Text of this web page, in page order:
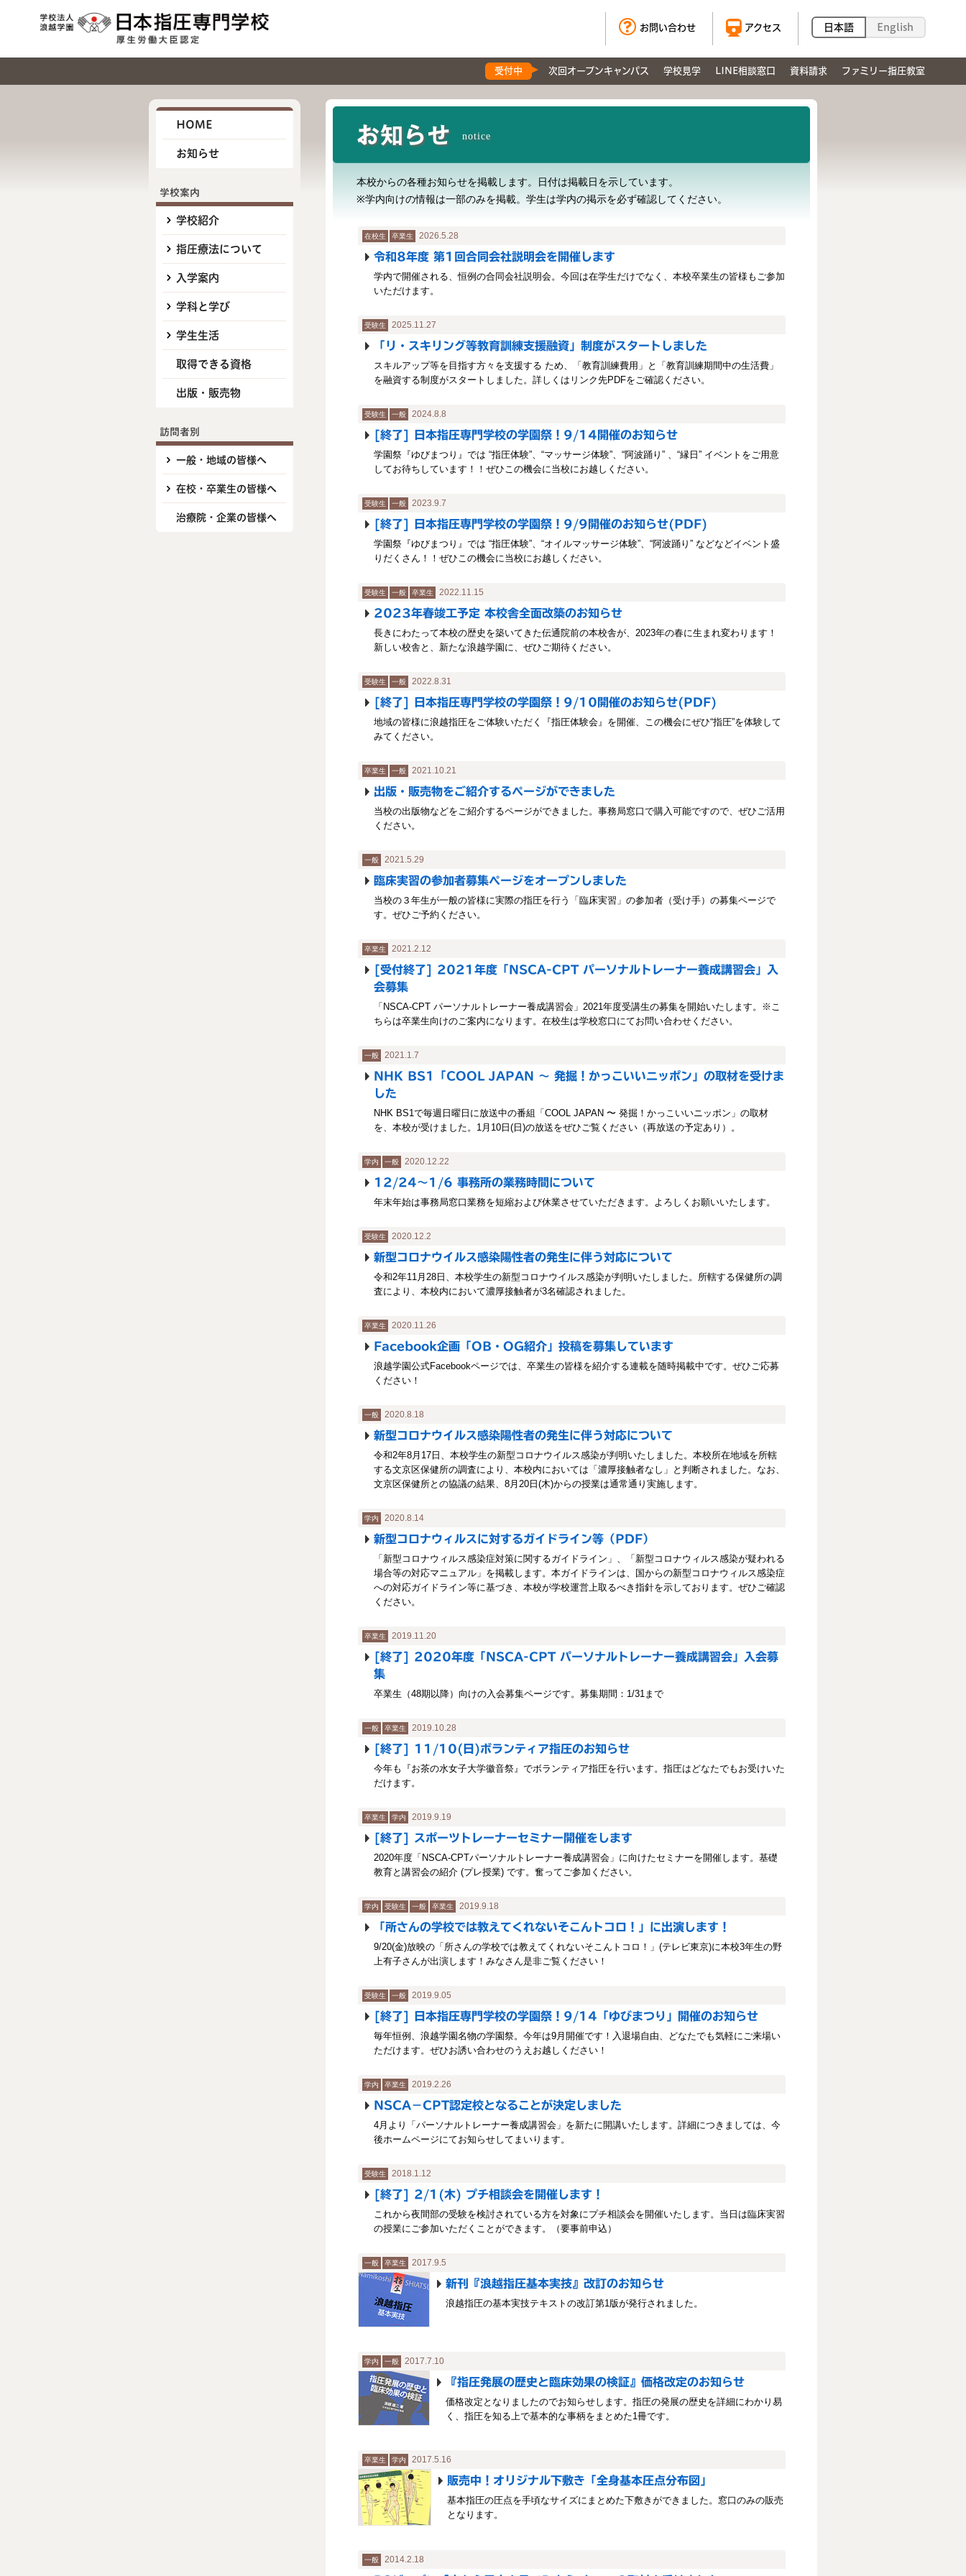
お問い合わせ アクセス 日本語 English
受付中 次回オープンキャンパス 学校見学 LINE相談窓口 資料請求 ファミリー指圧教室
HOME
お知らせ
学校案内
学校紹介
指圧療法について
入学案内
学科と学び
学生生活
取得できる資格
出版・販売物
訪問者別
一般・地域の皆様へ
在校・卒業生の皆様へ
治療院・企業の皆様へ
お知らせ notice
本校からの各種お知らせを掲載します。
日付は掲載日を示しています。
※学内向けの情報は一部のみを掲載。学生は学内の掲示を必ず確認してください。
在校生 卒業生 2026.5.28
令和8年度 第1回合同会社説明会を開催します
学内で開催される、恒例の合同会社説明会。今回は在学生だけでなく、本校卒業生の皆様もご参加
いただけます。
受験生 2025.11.27
「リ・スキリング等教育訓練支援融資」制度がスタートしました
スキルアップ等を目指す方々を支援する ため、「教育訓練費用」と「教育訓練期間中の生活費」
を融資する制度がスタートしました。詳しくはリンク先PDFをご確認ください。
受験生 一般 2024.8.8
[終了] 日本指圧専門学校の学園祭！9/14開催のお知らせ
学園祭『ゆびまつり』では “指圧体験”、“マッサージ体験”、“阿波踊り” 、“縁日” イベントをご用意
してお待ちしています！！ぜひこの機会に当校にお越しください。
受験生 一般 2023.9.7
[終了] 日本指圧専門学校の学園祭！9/9開催のお知らせ(PDF)
学園祭『ゆびまつり』では “指圧体験”、“オイルマッサージ体験”、“阿波踊り” などなどイベント盛
りだくさん！！ぜひこの機会に当校にお越しください。
受験生 一般 卒業生 2022.11.15
2023年春竣工予定 本校舎全面改築のお知らせ
長きにわたって本校の歴史を築いてきた伝通院前の本校舎が、2023年の春に生まれ変わります！
新しい校舎と、新たな浪越学園に、ぜひご期待ください。
受験生 一般 2022.8.31
[終了] 日本指圧専門学校の学園祭！9/10開催のお知らせ(PDF)
地域の皆様に浪越指圧をご体験いただく『指圧体験会』を開催、この機会にぜひ“指圧”を体験して
みてください。
卒業生 一般 2021.10.21
出版・販売物をご紹介するページができました
当校の出版物などをご紹介するページができました。事務局窓口で購入可能ですので、ぜひご活用
ください。
一般 2021.5.29
臨床実習の参加者募集ページをオープンしました
当校の３年生が一般の皆様に実際の指圧を行う「臨床実習」の参加者（受け手）の募集ページで
す。ぜひご予約ください。
卒業生 2021.2.12
[受付終了] 2021年度「NSCA-CPT パーソナルトレーナー養成講習会」入
会募集
「NSCA-CPT パーソナルトレーナー養成講習会」2021年度受講生の募集を開始いたします。※こ
ちらは卒業生向けのご案内になります。在校生は学校窓口にてお問い合わせください。
一般 2021.1.7
NHK BS1「COOL JAPAN 〜 発掘！かっこいいニッポン」の取材を受けま
した
NHK BS1で毎週日曜日に放送中の番組「COOL JAPAN 〜 発掘！かっこいいニッポン」の取材
を、本校が受けました。1月10日(日)の放送をぜひご覧ください（再放送の予定あり）。
学内 一般 2020.12.22
12/24〜1/6 事務所の業務時間について
年末年始は事務局窓口業務を短縮および休業させていただきます。よろしくお願いいたします。
受験生 2020.12.2
新型コロナウイルス感染陽性者の発生に伴う対応について
令和2年11月28日、本校学生の新型コロナウイルス感染が判明いたしました。所轄する保健所の調
査により、本校内において濃厚接触者が3名確認されました。
卒業生 2020.11.26
Facebook企画「OB・OG紹介」投稿を募集しています
浪越学園公式Facebookページでは、卒業生の皆様を紹介する連載を随時掲載中です。ぜひご応募
ください！
一般 2020.8.18
新型コロナウイルス感染陽性者の発生に伴う対応について
令和2年8月17日、本校学生の新型コロナウイルス感染が判明いたしました。本校所在地域を所轄
する文京区保健所の調査により、本校内においては「濃厚接触者なし」と判断されました。なお、
文京区保健所との協議の結果、8月20日(木)からの授業は通常通り実施します。
学内 2020.8.14
新型コロナウィルスに対するガイドライン等（PDF）
「新型コロナウィルス感染症対策に関するガイドライン」、「新型コロナウィルス感染が疑われる
場合等の対応マニュアル」を掲載します。本ガイドラインは、国からの新型コロナウィルス感染症
への対応ガイドライン等に基づき、本校が学校運営上取るべき指針を示しております。ぜひご確認
ください。
卒業生 2019.11.20
[終了] 2020年度「NSCA-CPT パーソナルトレーナー養成講習会」入会募
集
卒業生（48期以降）向けの入会募集ページです。募集期間：1/31まで
一般 卒業生 2019.10.28
[終了] 11/10(日)ボランティア指圧のお知らせ
今年も『お茶の水女子大学徽音祭』でボランティア指圧を行います。指圧はどなたでもお受けいた
だけます。
卒業生 学内 2019.9.19
[終了] スポーツトレーナーセミナー開催をします
2020年度「NSCA-CPTパーソナルトレーナー養成講習会」に向けたセミナーを開催します。基礎
教育と講習会の紹介 (プレ授業) です。奮ってご参加ください。
学内 受験生 一般 卒業生 2019.9.18
「所さんの学校では教えてくれないそこんトコロ！」に出演します！
9/20(金)放映の「所さんの学校では教えてくれないそこんトコロ！」(テレビ東京)に本校3年生の野
上有子さんが出演します！みなさん是非ご覧ください！
受験生 一般 2019.9.05
[終了] 日本指圧専門学校の学園祭！9/14「ゆびまつり」開催のお知らせ
毎年恒例、浪越学園名物の学園祭。今年は9月開催です！入退場自由、どなたでも気軽にご来場い
ただけます。ぜひお誘い合わせのうえお越しください！
学内 卒業生 2019.2.26
NSCA－CPT認定校となることが決定しました
4月より「パーソナルトレーナー養成講習会」を新たに開講いたします。詳細につきましては、今
後ホームページにてお知らせしてまいります。
受験生 2018.1.12
[終了] 2/1(木) プチ相談会を開催します！
これから夜間部の受験を検討されている方を対象にプチ相談会を開催いたします。当日は臨床実習
の授業にご参加いただくことができます。（要事前申込）
一般 卒業生 2017.9.5
新刊『浪越指圧基本実技』改訂のお知らせ
浪越指圧の基本実技テキストの改訂第1版が発行されました。
学内 一般 2017.7.10
『指圧発展の歴史と臨床効果の検証』価格改定のお知らせ
価格改定となりましたのでお知らせします。指圧の発展の歴史を詳細にわかり易
く、指圧を知る上で基本的な事柄をまとめた1冊です。
卒業生 学内 2017.5.16
販売中！オリジナル下敷き「全身基本圧点分布図」
基本指圧の圧点を手頃なサイズにまとめた下敷きができました。窓口のみの販売
となります。
一般 2014.2.18